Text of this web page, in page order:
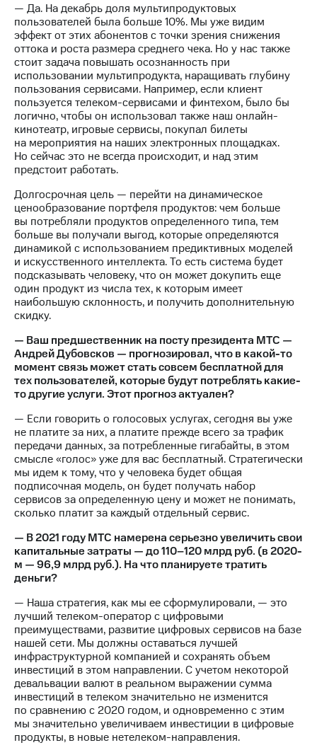
— Да. На декабрь доля мультипродуктовых
пользователей была больше 10%. Мы уже видим
эффект от этих абонентов с точки зрения снижения
оттока и роста размера среднего чека. Но у нас также
стоит задача повышать осознанность при
использовании мультипродукта, наращивать глубину
пользования сервисами. Например, если клиент
пользуется телеком-сервисами и финтехом, было бы
логично, чтобы он использовал также наш онлайн-
кинотеатр, игровые сервисы, покупал билеты
на мероприятия на наших электронных площадках.
Но сейчас это не всегда происходит, и над этим
предстоит работать.
Долгосрочная цель — перейти на динамическое
ценообразование портфеля продуктов: чем больше
вы потребляли продуктов определенного типа, тем
больше вы получали выгод, которые определяются
динамикой с использованием предиктивных моделей
и искусственного интеллекта. То есть система будет
подсказывать человеку, что он может докупить еще
один продукт из числа тех, к которым имеет
наибольшую склонность, и получить дополнительную
скидку.
— Ваш предшественник на посту президента МТС —
Андрей Дубовсков — прогнозировал, что в какой-то
момент связь может стать совсем бесплатной для
тех пользователей, которые будут потреблять какие-
то другие услуги. Этот прогноз актуален?
— Если говорить о голосовых услугах, сегодня вы уже
не платите за них, а платите прежде всего за трафик
передачи данных, за потребленные гигабайты, в этом
смысле «голос» уже для вас бесплатный. Стратегически
мы идем к тому, что у человека будет общая
подписочная модель, он будет получать набор
сервисов за определенную цену и может не понимать,
сколько платит за каждый отдельный сервис.
— В 2021 году МТС намерена серьезно увеличить свои
капитальные затраты — до 110–120 млрд руб. (в 2020-
м — 96,9 млрд руб.). На что планируете тратить
деньги?
— Наша стратегия, как мы ее сформулировали, — это
лучший телеком-оператор с цифровыми
преимуществами, развитие цифровых сервисов на базе
нашей сети. Мы должны оставаться лучшей
инфраструктурной компанией и сохранять объем
инвестиций в этом направлении. С учетом некоторой
девальвации валют в реальном выражении сумма
инвестиций в телеком значительно не изменится
по сравнению с 2020 годом, и одновременно с этим
мы значительно увеличиваем инвестиции в цифровые
продукты, в новые нетелеком-направления.